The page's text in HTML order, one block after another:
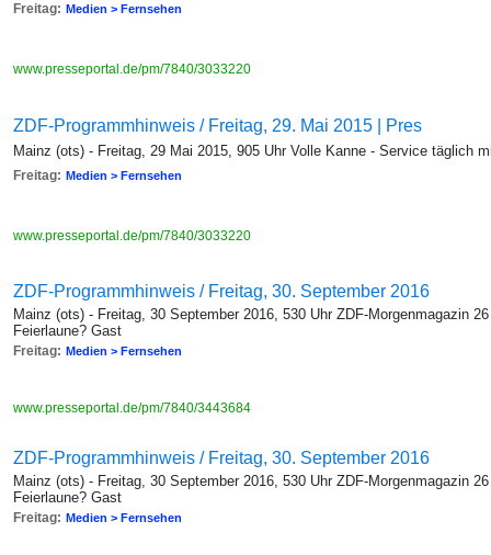
Freitag: Medien > Fernsehen
www.presseportal.de/pm/7840/3033220
ZDF-Programmhinweis / Freitag, 29. Mai 2015 | Pres
Mainz (ots) - Freitag, 29 Mai 2015, 905 Uhr Volle Kanne - Service täglich
Freitag: Medien > Fernsehen
www.presseportal.de/pm/7840/3033220
ZDF-Programmhinweis / Freitag, 30. September 2016
Mainz (ots) - Freitag, 30 September 2016, 530 Uhr ZDF-Morgenmagazin
Feierlaune? Gast
Freitag: Medien > Fernsehen
www.presseportal.de/pm/7840/3443684
ZDF-Programmhinweis / Freitag, 30. September 2016
Mainz (ots) - Freitag, 30 September 2016, 530 Uhr ZDF-Morgenmagazin
Feierlaune? Gast
Freitag: Medien > Fernsehen